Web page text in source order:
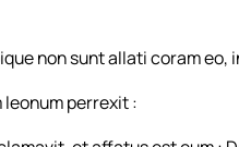
non sunt allati coram eo,
perrexit :